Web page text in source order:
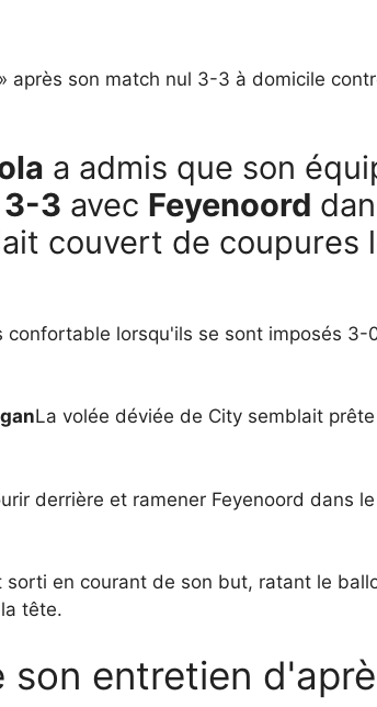
son match nul 3-3 à domicile
a admis que son
3-3 avec Feyenoord
couvert de coupures
lorsqu'ils se sont imposés
La volée déviée de City semblait
derrière et ramener Feyenoord dans
sorti en courant de son but, ratant le
tête.
entretien